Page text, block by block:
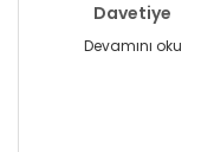
Davetiye
Devamını oku